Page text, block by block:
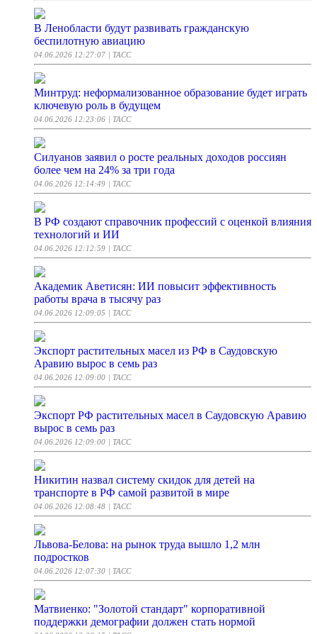
В Ленобласти будут развивать гражданскую
беспилотную авиацию
04.06.2026 12:27:07 | ТАСС
Минтруд: неформализованное образование будет играть
ключевую роль в будущем
04.06.2026 12:23:06 | ТАСС
Силуанов заявил о росте реальных доходов россиян
более чем на 24% за три года
04.06.2026 12:14:49 | ТАСС
В РФ создают справочник профессий с оценкой влияния
технологий и ИИ
04.06.2026 12:12:59 | ТАСС
Академик Аветисян: ИИ повысит эффективность
работы врача в тысячу раз
04.06.2026 12:09:05 | ТАСС
Экспорт растительных масел из РФ в Саудовскую
Аравию вырос в семь раз
04.06.2026 12:09:00 | ТАСС
Экспорт РФ растительных масел в Саудовскую Аравию
вырос в семь раз
04.06.2026 12:09:00 | ТАСС
Никитин назвал систему скидок для детей на
транспорте в РФ самой развитой в мире
04.06.2026 12:08:48 | ТАСС
Львова-Белова: на рынок труда вышло 1,2 млн
подростков
04.06.2026 12:07:30 | ТАСС
Матвиенко: "Золотой стандарт" корпоративной
поддержки демографии должен стать нормой